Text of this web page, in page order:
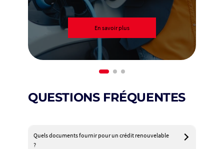
En savoir plus
QUESTIONS FRÉQUENTES
Quels documents fournir pour un crédit renouvelable
?